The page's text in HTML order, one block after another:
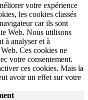
votre expérience
les cookies classés
car ils sont
Web. Nous utilisons
à analyser et à
Ces cookies ne
votre consentement.
ces cookies. Mais la
avoir un effet sur votre